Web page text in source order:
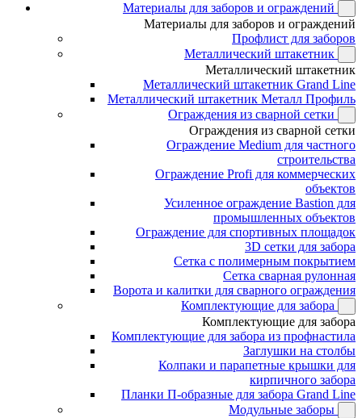
Материалы для заборов и ограждений
Материалы для заборов и ограждений
Профлист для заборов
Металлический штакетник
Металлический штакетник
Металлический штакетник Grand Line
Металлический штакетник Металл Профиль
Ограждения из сварной сетки
Ограждения из сварной сетки
Ограждение Medium для частного
строительства
Ограждение Profi для коммерческих
объектов
Усиленное ограждение Bastion для
промышленных объектов
Ограждение для спортивных площадок
3D сетки для забора
Сетка с полимерным покрытием
Сетка сварная рулонная
Ворота и калитки для сварного ограждения
Комплектующие для забора
Комплектующие для забора
Комплектующие для забора из профнастила
Заглушки на столбы
Колпаки и парапетные крышки для
кирпичного забора
Планки П-образные для забора Grand Line
Модульные заборы